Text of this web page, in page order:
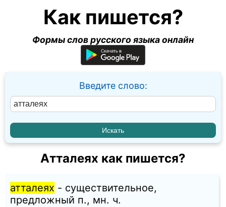
Как пишется?
Формы слов русского языка онлайн
Введите слово:
Атталеях как пишется?
атталеях - существительное,
предложный п., мн. ч.